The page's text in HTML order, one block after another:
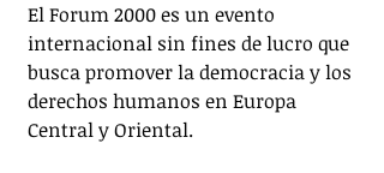
El Forum 2000 es un evento
internacional sin fines de lucro que
busca promover la democracia y los
derechos humanos en Europa
Central y Oriental.